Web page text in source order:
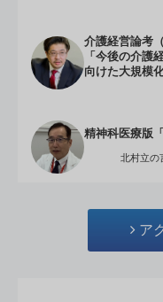
介護経営論考
「今後の介護
向けた大規模
精神科医療版
北村立の
ア